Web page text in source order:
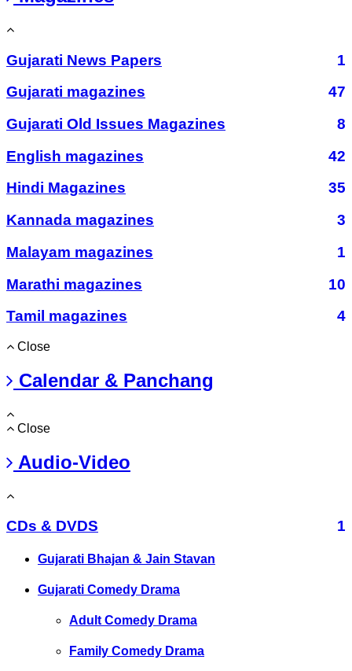
Gujarati News Papers
1
Gujarati magazines
47
Gujarati Old Issues Magazines
8
English magazines
42
Hindi Magazines
35
Kannada magazines
3
Malayam magazines
1
Marathi magazines
10
Tamil magazines
4
Close
Calendar & Panchang
Close
Audio-Video
CDs & DVDS 1
Gujarati Bhajan & Jain Stavan
Gujarati Comedy Drama
Adult Comedy Drama
Family Comedy Drama